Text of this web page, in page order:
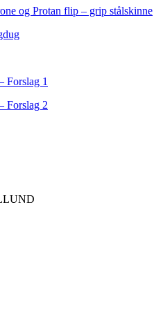
og Protan flip – grip stålskinne
Forslag 1
Forslag 2